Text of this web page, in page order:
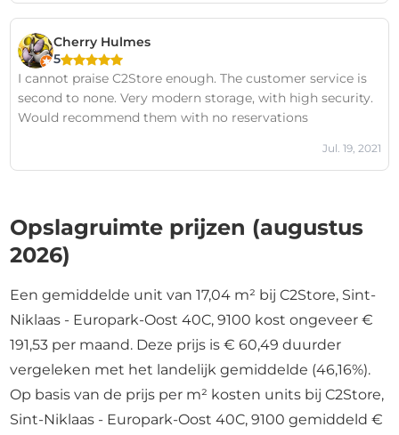
Cherry Hulmes
5
I cannot praise C2Store enough. The customer service is
second to none. Very modern storage, with high security.
Would recommend them with no reservations
Jul. 19, 2021
Opslagruimte prijzen (augustus
2026)
Een gemiddelde unit van 17,04 m² bij C2Store, Sint-
Niklaas - Europark-Oost 40C, 9100 kost ongeveer €
191,53 per maand. Deze prijs is € 60,49 duurder
vergeleken met het landelijk gemiddelde (46,16%).
Op basis van de prijs per m² kosten units bij C2Store,
Sint-Niklaas - Europark-Oost 40C, 9100 gemiddeld €